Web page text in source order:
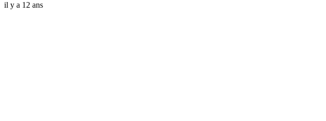
il y a 12 ans